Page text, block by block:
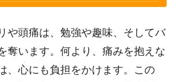
や頭痛は、勉強や趣味、そしてバ
奪います。何より、痛みを抱えな
、心にも負担をかけます。この